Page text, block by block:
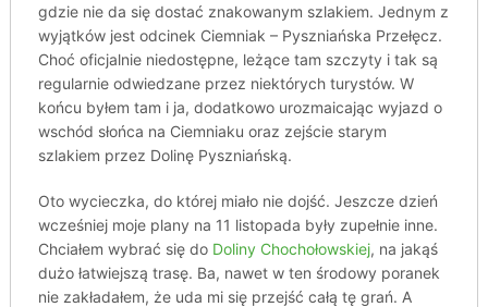
gdzie nie da się dostać znakowanym szlakiem. Jednym z
wyjątków jest odcinek Ciemniak – Pyszniańska Przełęcz.
Choć oficjalnie niedostępne, leżące tam szczyty i tak są
regularnie odwiedzane przez niektórych turystów. W
końcu byłem tam i ja, dodatkowo urozmaicając wyjazd o
wschód słońca na Ciemniaku oraz zejście starym
szlakiem przez Dolinę Pyszniańską.
Oto wycieczka, do której miało nie dojść. Jeszcze dzień
wcześniej moje plany na 11 listopada były zupełnie inne.
Chciałem wybrać się do Doliny Chochołowskiej, na jakąś
dużo łatwiejszą trasę. Ba, nawet w ten środowy poranek
nie zakładałem, że uda mi się przejść całą tę grań. A